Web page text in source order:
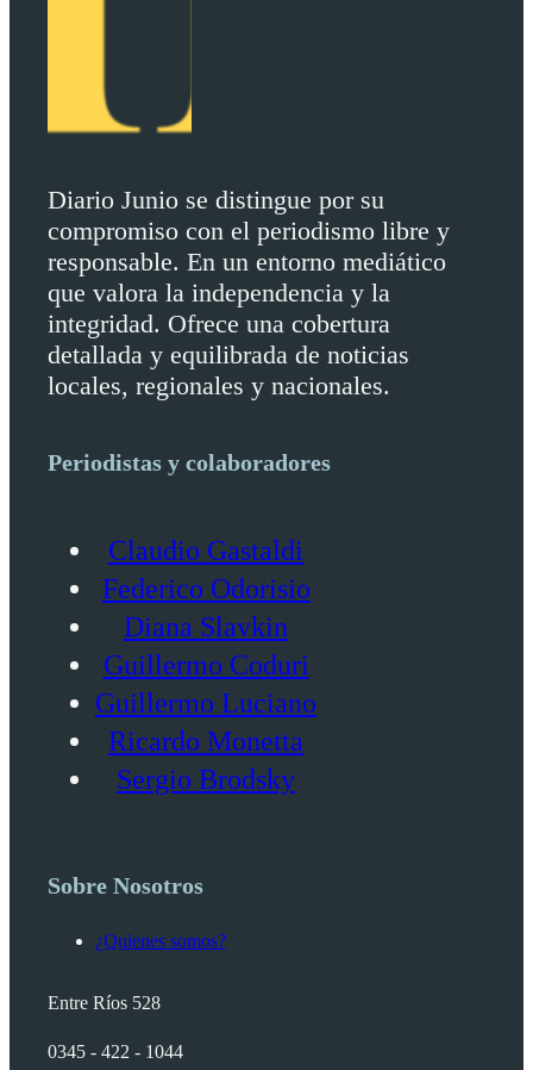
Diario Junio se distingue por su
compromiso con el periodismo libre y
responsable. En un entorno mediático
que valora la independencia y la
integridad. Ofrece una cobertura
detallada y equilibrada de noticias
locales, regionales y nacionales.
Periodistas y colaboradores
Claudio Gastaldi
Federico Odorisio
Diana Slavkin
Guillermo Coduri
Guillermo Luciano
Ricardo Monetta
Sergio Brodsky
Sobre Nosotros
¿Quienes somos?
Entre Ríos 528
0345 - 422 - 1044